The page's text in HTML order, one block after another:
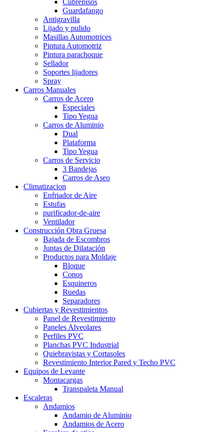
Guardafango
Antigravilla
Lijado y pulido
Masillas Automotrices
Pintura Automotriz
Pintura parachoque
Sellador
Soportes lijadores
Spray
Carros Manuales
Carros de Acero
Especiales
Tipo Yegua
Carros de Aluminio
Dual
Plataforma
Tipo Yegua
Carros de Servicio
3 Bandejas
Carros de Aseo
Climatizacion
Enfriador de Aire
Estufas
purificador-de-aire
Ventilador
Construcción Obra Gruesa
Bajada de Escombros
Juntas de Dilatación
Productos para Moldaje
Bloque
Conos
Esquineros
Ruedas
Separadores
Cubiertas y Revestimientos
Panel de Revestimiento
Paneles Alveolares
Perfiles PVC
Planchas PVC Industrial
Quiebravistas y Cortasoles
Revestimiento Interior Pared y Techo PVC
Equipos de Levante
Montacargas
Transpaleta Manual
Escaleras
Andamios
Andamio de Aluminio
Andamios de Acero